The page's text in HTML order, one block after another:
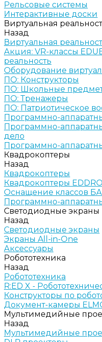
Рельсовые системы
Интерактивные доски
Виртуальная
Назад
Виртуальная
Акция: VR-классы
реальность
Оборудование
ПО: Конструкторы
ПО: Школьные
ПО: Тренажеры
ПО: Патриотическое
Программно-
Программно-
дело
Программно-
Квадрокоптеры
Назад
Квадрокоптеры
Квадрокоптеры
Оснащение классов
Программно-
Светодиодные экраны
Назад
Светодиодные экраны
Экраны All-in-One
Аксессуары
Робототехника
Назад
Робототехника
R:ED X -
Конструкторы по
Документ-камеры
Мультимедийные
Назад
Мультимедийные